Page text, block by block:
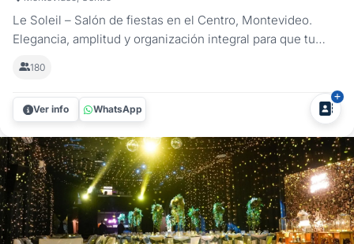
Le Soleil – Salón de fiestas en el Centro, Montevideo.
Elegancia, amplitud y organización integral para que tu
coordinadas y sin imprevistos. Contamos con un salón
amplio y sin desniveles,...
180
Ver info WhatsApp